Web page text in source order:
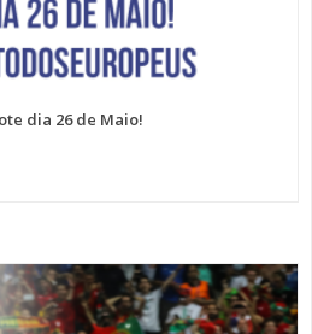
dia 26 de Maio!